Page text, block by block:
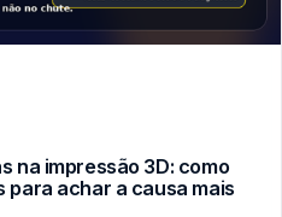
na impressão 3D: como
achar a causa mais